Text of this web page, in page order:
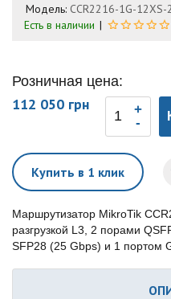
Модель: CCR2216-1G-12XS-
Есть в наличии
Розничная цена:
112 050 грн
Купить в 1 клик
Маршрутизатор MikroTik
разгрузкой L3, 2 порами
SFP28 (25 Gbps) и 1 портом